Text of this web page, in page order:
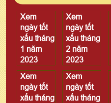
Xem
ngày tốt
xấu tháng
1 năm
2023
Xem
ngày tốt
xấu tháng
2 năm
2023
Xem
ngày tốt
xấu tháng
Xem
ngày tốt
xấu tháng